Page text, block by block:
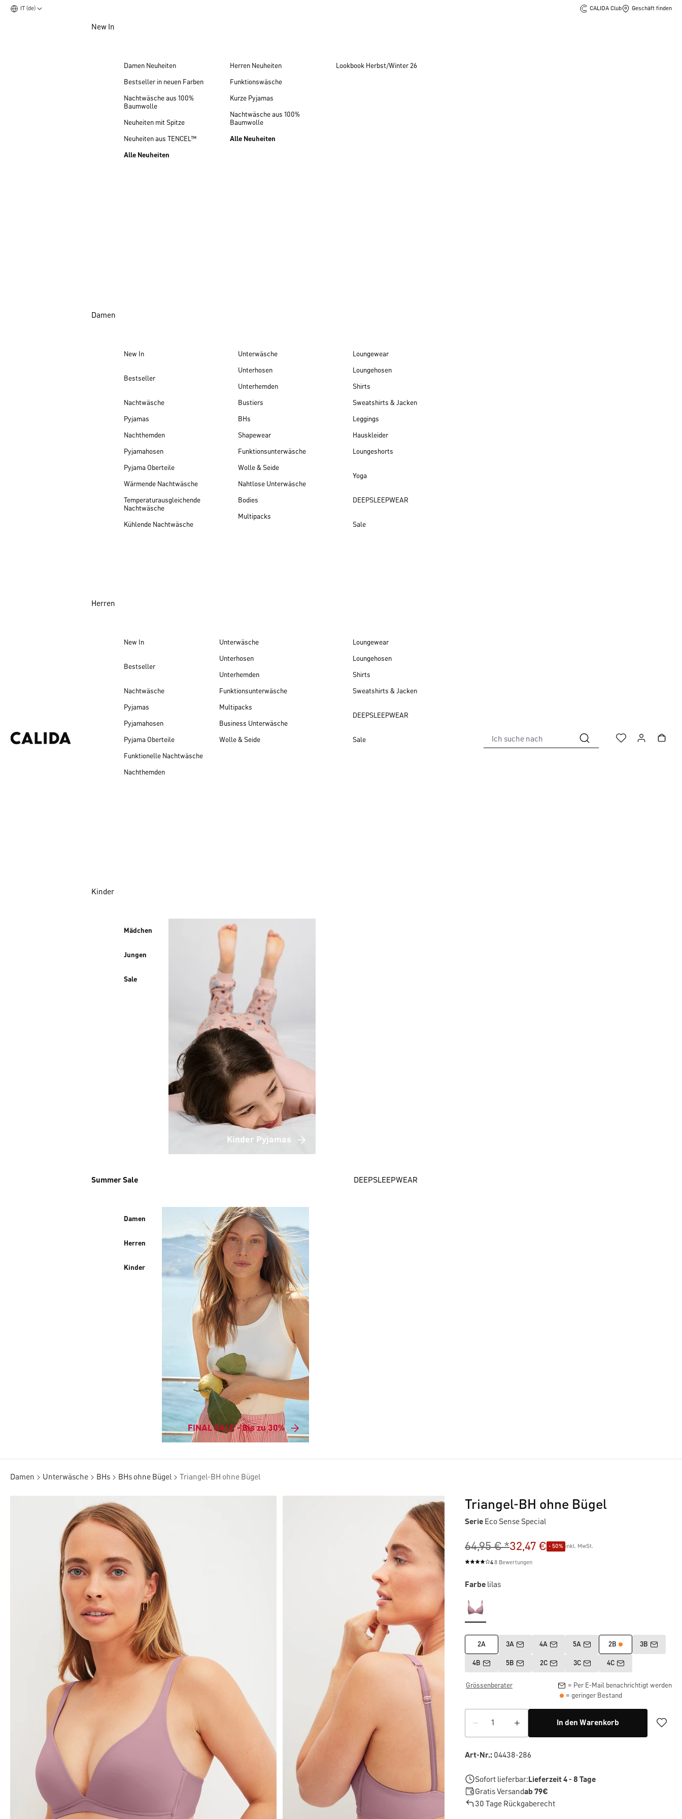
IT (de) CALIDA Club Geschäft finden
Zum Hauptinhalt springenNew In
Damen Neuheiten
Bestseller in neuen Farben
Nachtwäsche aus 100%
Baumwolle
Neuheiten mit Spitze
Neuheiten aus TENCEL™
Alle Neuheiten
Herren Neuheiten
Funktionswäsche
Kurze Pyjamas
Nachtwäsche aus 100%
Baumwolle
Alle Neuheiten
Lookbook Herbst/Winter 26
Damen
New In
Bestseller
Nachtwäsche
Pyjamas
Nachthemden
Pyjamahosen
Pyjama Oberteile
Wärmende Nachtwäsche
Temperaturausgleichende
Nachtwäsche
Kühlende Nachtwäsche
Unterwäsche
Unterhosen
Unterhemden
Bustiers
BHs
Shapewear
Funktionsunterwäsche
Wolle & Seide
Nahtlose Unterwäsche
Bodies
Multipacks
Loungewear
Loungehosen
Shirts
Sweatshirts & Jacken
Leggings
Hauskleider
Loungeshorts
Yoga
DEEPSLEEPWEAR
Sale
Herren
New In
Bestseller
Nachtwäsche
Pyjamas
Pyjamahosen
Pyjama Oberteile
Funktionelle Nachtwäsche
Nachthemden
Unterwäsche
Unterhosen
Unterhemden
Funktionsunterwäsche
Multipacks
Business Unterwäsche
Wolle & Seide
Loungewear
Loungehosen
Shirts
Sweatshirts & Jacken
DEEPSLEEPWEAR
Sale
Kinder
Mädchen
Jungen
Sale
Kinder Pyjamas
Summer Sale
Damen
Herren
Kinder
FINAL SALE - Bis zu 30%
DEEPSLEEPWEAR
Damen Unterwäsche BHs BHs ohne Bügel Triangel-BH ohne Bügel
Triangel-BH ohne Bügel
Serie Eco Sense Special
64,95 € *32,47 € - 50% inkl. MwSt.
Durchschnittliche Bewertung von 4 von 5 Sternen
48 Bewertungen
Farbe lilas
2A 3A 4A 5A 2B 3B
4B 5B 2C 3C 4C
Grössenberater
= Per E-Mail benachrichtigt werden
= geringer Bestand
In den Warenkorb
Art-Nr.: 04438-286
Sofort lieferbar: Lieferzeit 4 - 8 Tage
Gratis Versandab 79€
30 Tage Rückgaberecht